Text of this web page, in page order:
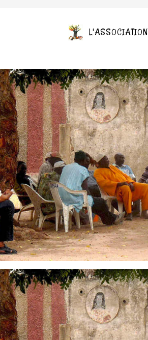
L'ASSOCIATION